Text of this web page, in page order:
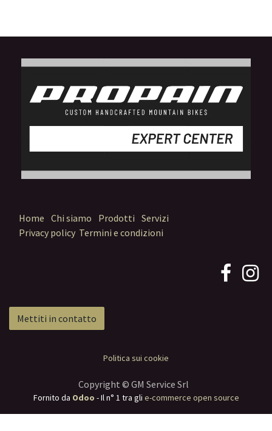
Home Chi siamo Prodotti Servizi
Privacy policy Termini e condizioni
Mettiti in contatto
Politica sui cookie
Copyright © GM Service Srl
Fornito da Odoo - Il n° 1 tra gli e-commerce open source